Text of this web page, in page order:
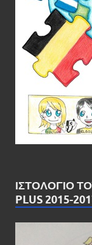
ΙΣΤΟΛΌΓΙΟ
PLUS 2015-